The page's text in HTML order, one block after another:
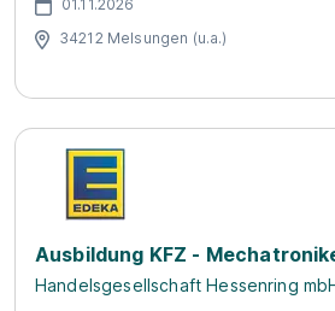
01.11.2026
34212 Melsungen (u.a.)
Ausbildung KFZ -
Handelsgesellschaft Hessenring